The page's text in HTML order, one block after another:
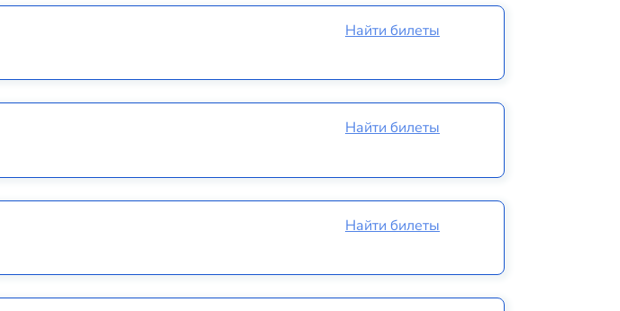
Найти билеты
Найти билеты
Найти билеты